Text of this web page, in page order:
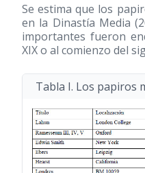
Se estima que los
en la Dinastía Media
importantes fueron
XIX o al comienzo del
Tabla I. Los papiros